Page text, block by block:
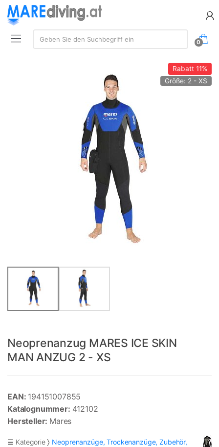
Suchen:
Geben Sie den Suchbegriff ein
0
Rabatt11%
Größe: 2 - XS
Neoprenanzug MARES ICE SKIN
MAN ANZUG 2 - XS
EAN: 194151007855
Katalognummer: 412102
Hersteller: Mares
☰ Kategorie
Neoprenanzüge, Trockenanzüge, Zubehör,